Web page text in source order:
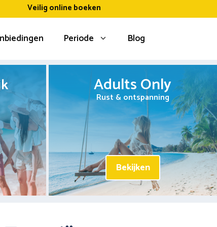
Veilig online boeken
Periode Blog
Adults Only
Rust & ontspanning
Bekijken